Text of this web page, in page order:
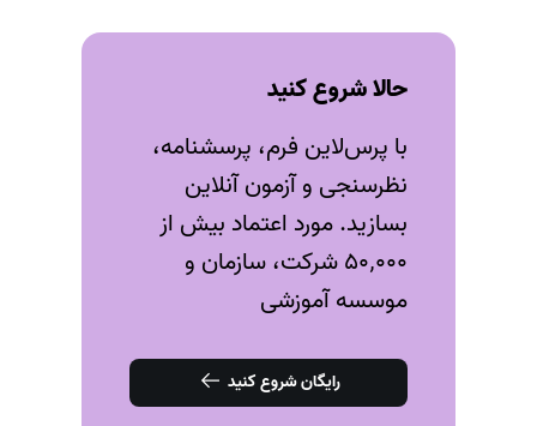
حالا شروع کنید
با پرس‌لاین فرم، پرسشنامه،
نظرسنجی و آزمون‌ آنلاین
بسازید. مورد اعتماد بیش از
۵۰٬۰۰۰ شرکت، سازمان و
موسسه آموزشی
رایگان شروع کنید